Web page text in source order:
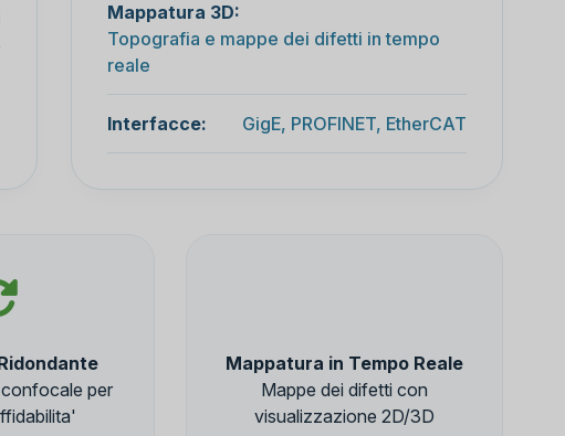
Mappatura 3D:
Topografia e mappe dei difetti in tempo
reale
Interfacce: GigE, PROFINET, EtherCAT
per
Mappatura in Tempo Reale
Mappe dei difetti con
visualizzazione 2D/3D